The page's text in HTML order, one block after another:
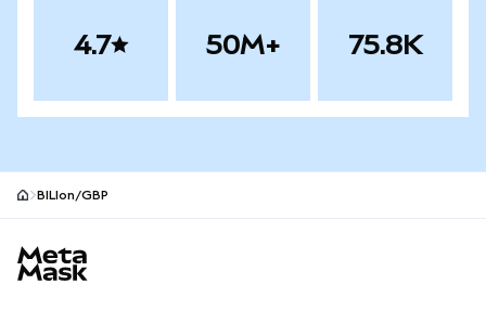
4.7 50M+ 75.8K
BILIon/GBP